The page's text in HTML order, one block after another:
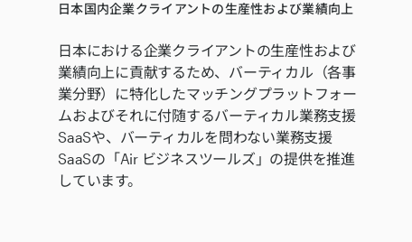
日本国内企業クライアントの生産性および業績向上
日本における企業クライアントの生産性および
業績向上に貢献するため、バーティカル（各事
業分野）に特化したマッチングプラットフォー
ムおよびそれに付随するバーティカル業務支援
SaaSや、バーティカルを問わない業務支援
SaaSの「Air ビジネスツールズ」の提供を推進
しています。